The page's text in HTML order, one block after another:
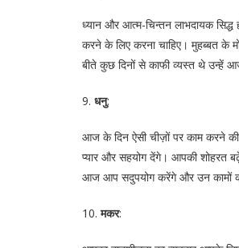
ध्यान और आत्म-चिन्तन लाभदायक
करने के लिए करना चाहिए। मुहब्बत के
बीते कुछ दिनों से काफी व्यस्त थे
9. धनु:
आज के दिन ऐसी चीज़ों पर काम करने
प्यार और सहयोग देंगे। आपकी शोहरत
आज आप सदुपयोग करेंगे और उन कामों को
10.मकर: